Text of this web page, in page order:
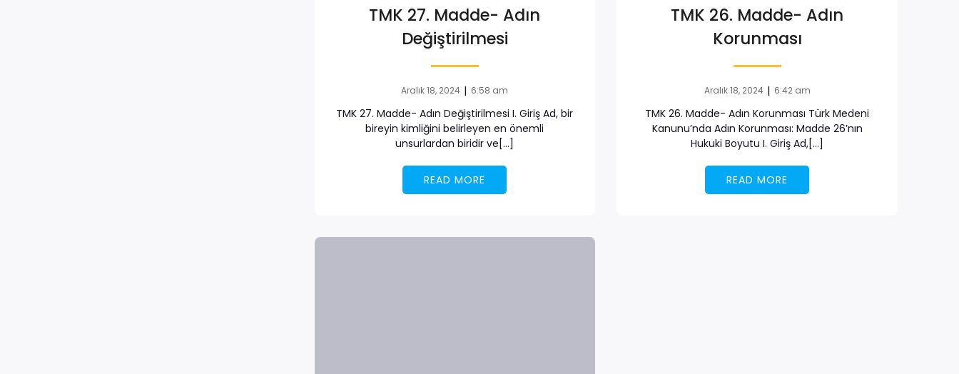
TMK 27. Madde- Adın
Değiştirilmesi
Aralık 18, 2024 | 6:58 am
TMK 27. Madde- Adın Değiştirilmesi I. Giriş Ad, bir
bireyin kimliğini belirleyen en önemli
unsurlardan biridir ve[…]
READ MORE
TMK 26. Madde- Adın
Korunması
Aralık 18, 2024 | 6:42 am
TMK 26. Madde- Adın Korunması Türk Medeni
Kanunu’nda Adın Korunması: Madde 26’nın
Hukuki Boyutu I. Giriş Ad,[…]
READ MORE